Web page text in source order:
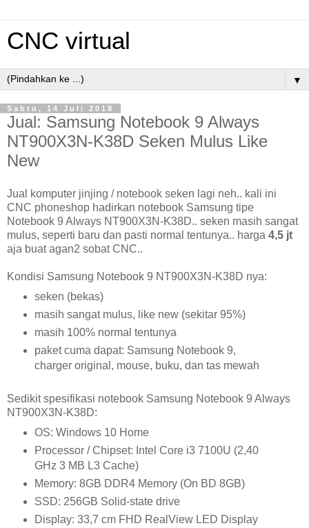
CNC virtual
▼
Sabtu, 14 Juli 2018
Jual: Samsung Notebook 9 Always
NT900X3N-K38D Seken Mulus Like
New
Jual komputer jinjing / notebook seken lagi neh.. kali ini
CNC phoneshop hadirkan notebook Samsung tipe
Notebook 9 Always NT900X3N-K38D.. seken masih sangat
mulus, seperti baru dan pasti normal tentunya.. harga 4,5 jt
aja buat agan2 sobat CNC..
Kondisi Samsung Notebook 9 NT900X3N-K38D nya:
seken (bekas)
masih sangat mulus, like new (sekitar 95%)
masih 100% normal tentunya
paket cuma dapat: Samsung Notebook 9,
charger original, mouse, buku, dan tas mewah
Sedikit spesifikasi notebook Samsung Notebook 9 Always
NT900X3N-K38D:
OS: Windows 10 Home
Processor / Chipset: Intel Core i3 7100U (2,40
GHz 3 MB L3 Cache)
Memory: 8GB DDR4 Memory (On BD 8GB)
SSD: 256GB Solid-state drive
Display: 33,7 cm FHD RealView LED Display